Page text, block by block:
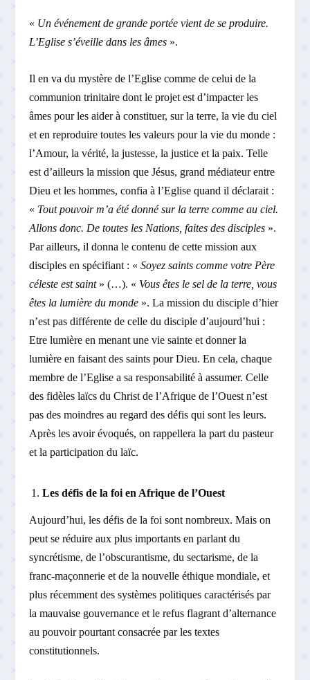
« Un événement de grande portée vient de se produire.
L’Eglise s’éveille dans les âmes ».
Il en va du mystère de l’Eglise comme de celui de la
communion trinitaire dont le projet est d’impacter les
âmes pour les aider à constituer, sur la terre, la vie du ciel
et en reproduire toutes les valeurs pour la vie du monde :
l’Amour, la vérité, la justesse, la justice et la paix. Telle
est d’ailleurs la mission que Jésus, grand médiateur entre
Dieu et les hommes, confia à l’Eglise quand il déclarait :
« Tout pouvoir m’a été donné sur la terre comme au ciel.
Allons donc. De toutes les Nations, faites des disciples ».
Par ailleurs, il donna le contenu de cette mission aux
disciples en spécifiant : «Soyez saints comme votre Père
céleste est saint» (…). « Vous êtes le sel de la terre, vous
êtes la lumière du monde ». La mission du disciple d’hier
n’est pas différente de celle du disciple d’aujourd’hui :
Etre lumière en menant une vie sainte et donner la
lumière en faisant des saints pour Dieu. En cela, chaque
membre de l’Eglise a sa responsabilité à assumer. Celle
des fidèles laïcs du Christ de l’Afrique de l’Ouest n’est
pas des moindres au regard des défis qui sont les leurs.
Après les avoir évoqués, on rappellera la part du pasteur
et la participation du laïc.
Les défis de la foi en Afrique de l’Ouest
Aujourd’hui, les défis de la foi sont nombreux. Mais on
peut se réduire aux plus importants en parlant du
syncrétisme, de l’obscurantisme, du sectarisme, de la
franc-maçonnerie et de la nouvelle éthique mondiale, et
plus récemment des systèmes politiques caractérisés par
la mauvaise gouvernance et le refus flagrant d’alternance
au pouvoir pourtant consacrée par les textes
constitutionnels.